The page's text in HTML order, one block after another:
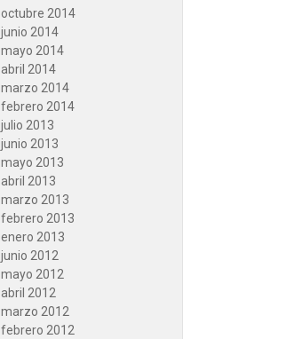
octubre 2014
junio 2014
mayo 2014
abril 2014
marzo 2014
febrero 2014
julio 2013
junio 2013
mayo 2013
abril 2013
marzo 2013
febrero 2013
enero 2013
junio 2012
mayo 2012
abril 2012
marzo 2012
febrero 2012